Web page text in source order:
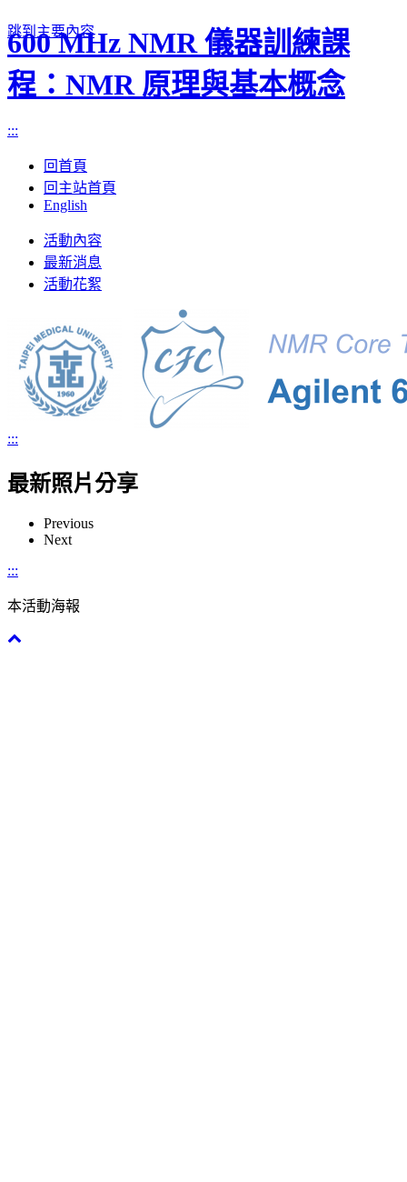
跳到主要內容
600 MHz NMR 儀器訓練課
程：NMR 原理與基本概念
:::
回首頁
回主站首頁
English
Toggle
navigation
活動內容
最新消息
活動花絮
:::
最新照片分享
Previous
Next
:::
本活動海報